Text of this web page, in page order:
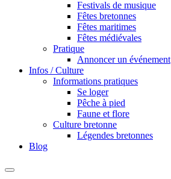
Festivals de musique
Fêtes bretonnes
Fêtes maritimes
Fêtes médiévales
Pratique
Annoncer un événement
Infos / Culture
Informations pratiques
Se loger
Pêche à pied
Faune et flore
Culture bretonne
Légendes bretonnes
Blog